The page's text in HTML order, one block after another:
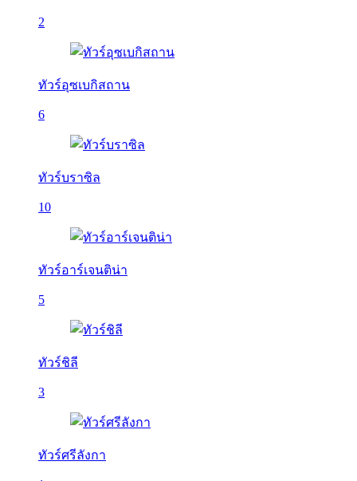
2
ทัวร์อุซเบกิสถาน
6
ทัวร์บราซิล
10
ทัวร์อาร์เจนติน่า
5
ทัวร์ชิลี
3
ทัวร์ศรีลังกา